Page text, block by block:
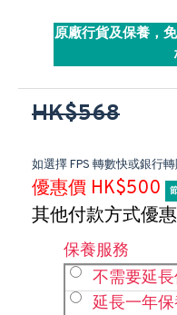
原廠行貨及保養，
HK$568
如選擇 FPS 轉數快或銀行
優惠價 HK$500
其他付款方式優
保養服務
不需要延
延長一年